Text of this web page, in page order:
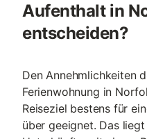
Aufenthalt in
entscheiden?
Den Annehmlichkeiten
Ferienwohnung in
Reiseziel bestens für
über geeignet. Das